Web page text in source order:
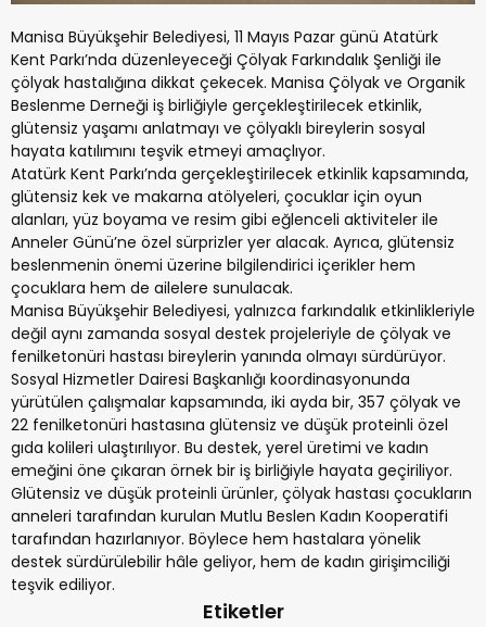
Manisa Büyükşehir Belediyesi, 11 Mayıs Pazar günü Atatürk
Kent Parkı’nda düzenleyeceği Çölyak Farkındalık Şenliği ile
çölyak hastalığına dikkat çekecek. Manisa Çölyak ve Organik
Beslenme Derneği iş birliğiyle gerçekleştirilecek etkinlik,
glütensiz yaşamı anlatmayı ve çölyaklı bireylerin sosyal
hayata katılımını teşvik etmeyi amaçlıyor.
Atatürk Kent Parkı’nda gerçekleştirilecek etkinlik kapsamında,
glütensiz kek ve makarna atölyeleri, çocuklar için oyun
alanları, yüz boyama ve resim gibi eğlenceli aktiviteler ile
Anneler Günü’ne özel sürprizler yer alacak. Ayrıca, glütensiz
beslenmenin önemi üzerine bilgilendirici içerikler hem
çocuklara hem de ailelere sunulacak.
Manisa Büyükşehir Belediyesi, yalnızca farkındalık etkinlikleriyle
değil aynı zamanda sosyal destek projeleriyle de çölyak ve
fenilketonüri hastası bireylerin yanında olmayı sürdürüyor.
Sosyal Hizmetler Dairesi Başkanlığı koordinasyonunda
yürütülen çalışmalar kapsamında, iki ayda bir, 357 çölyak ve
22 fenilketonüri hastasına glütensiz ve düşük proteinli özel
gıda kolileri ulaştırılıyor. Bu destek, yerel üretimi ve kadın
emeğini öne çıkaran örnek bir iş birliğiyle hayata geçiriliyor.
Glütensiz ve düşük proteinli ürünler, çölyak hastası çocukların
anneleri tarafından kurulan Mutlu Beslen Kadın Kooperatifi
tarafından hazırlanıyor. Böylece hem hastalara yönelik
destek sürdürülebilir hâle geliyor, hem de kadın girişimciliği
teşvik ediliyor.
Etiketler